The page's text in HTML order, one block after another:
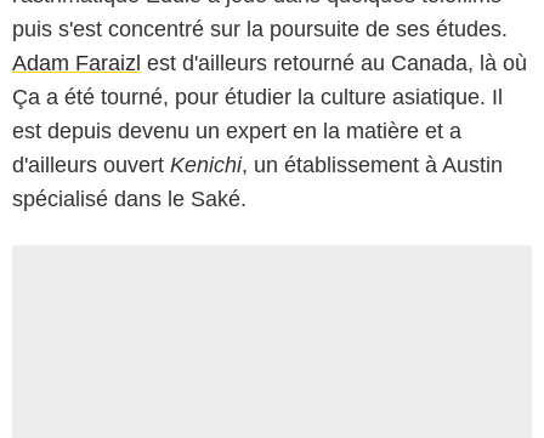
puis s'est concentré sur la poursuite de ses études.
Adam Faraizl est d'ailleurs retourné au Canada, là où
Ça a été tourné, pour étudier la culture asiatique. Il
est depuis devenu un expert en la matière et a
d'ailleurs ouvert Kenichi, un établissement à Austin
spécialisé dans le Saké.